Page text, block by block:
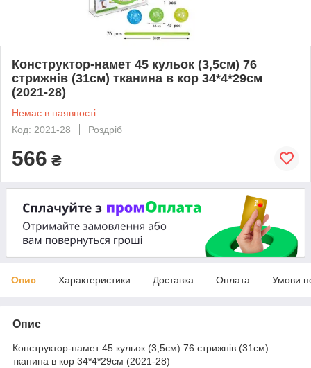
Конструктор-намет 45 кульок (3,5см) 76
стрижнів (31см) тканина в кор 34*4*29см
(2021-28)
Немає в наявності
Код: 2021-28
Роздріб
566 ₴
Опис Характеристики Доставка Оплата Умови
Опис
Конструктор-намет 45 кульок (3,5см) 76 стрижнів (31см)
тканина в кор 34*4*29см (2021-28)